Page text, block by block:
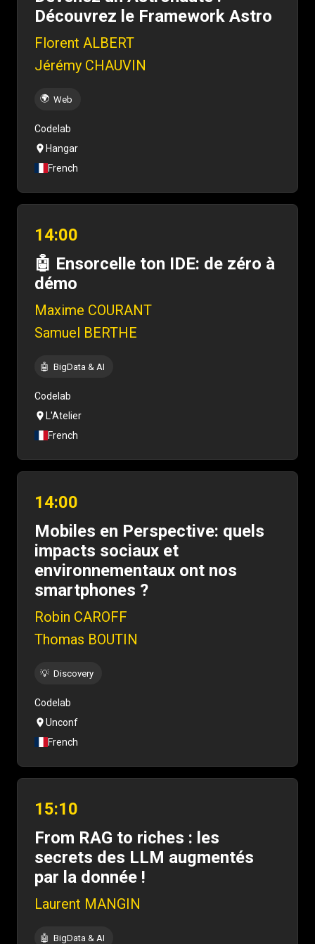
Découvrez le Framework Astro
Florent ALBERT
Jérémy CHAUVIN
🌍 Web
Codelab
Hangar
French
14:00
🤖 Ensorcelle ton IDE: de zéro à
démo
Maxime COURANT
Samuel BERTHE
🤖 BigData & AI
Codelab
L'Atelier
French
14:00
Mobiles en Perspective: quels
impacts sociaux et
environnementaux ont nos
smartphones ?
Robin CAROFF
Thomas BOUTIN
💡 Discovery
Codelab
Unconf
French
15:10
From RAG to riches : les
secrets des LLM augmentés
par la donnée !
Laurent MANGIN
🤖 BigData & AI